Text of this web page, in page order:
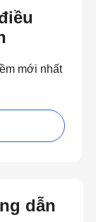
mới nhất
dẫn